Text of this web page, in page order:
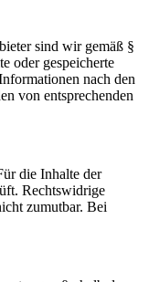
sind wir gemäß §
oder gespeicherte
nach den
von entsprechenden
die Inhalte der
Rechtswidrige
zumutbar. Bei